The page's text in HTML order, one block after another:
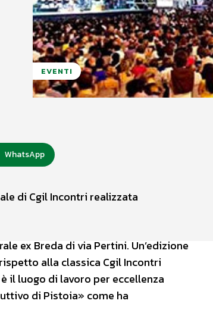
EVENTI
WhatsApp
di Cgil Incontri realizzata
ex Breda di via Pertini. Un’edizione
alla classica Cgil Incontri
il luogo di lavoro per eccellenza
di Pistoia» come ha